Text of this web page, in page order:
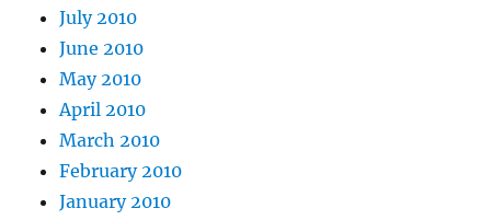
July 2010
June 2010
May 2010
April 2010
March 2010
February 2010
January 2010